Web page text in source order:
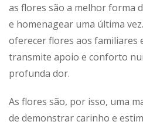
as flores são a melhor forma
e homenagear uma última
oferecer flores aos familiares
transmite apoio e conforto
profunda dor.
As flores são, por isso, uma
de demonstrar carinho e